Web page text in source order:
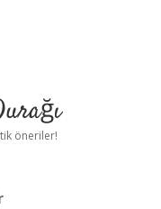
öneriler!